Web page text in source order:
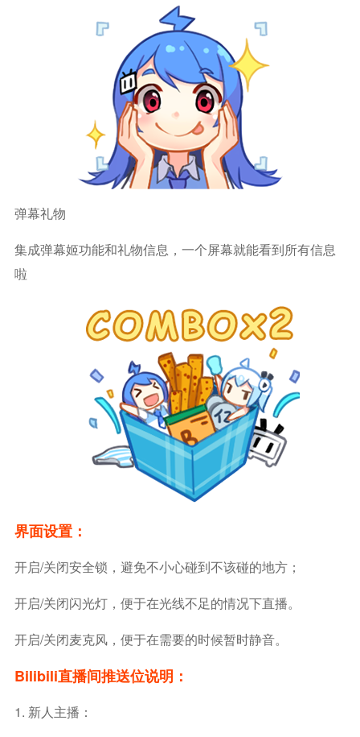
弹幕礼物
集成弹幕姬功能和礼物信息，一个屏幕就能看到所有信息
啦
界面设置：
开启/关闭安全锁，避免不小心碰到不该碰的地方；
开启/关闭闪光灯，便于在光线不足的情况下直播。
开启/关闭麦克风，便于在需要的时候暂时静音。
Bilibili直播间推送位说明：
1. 新人主播：